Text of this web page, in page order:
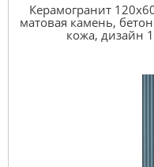
Керамогранит
матовая камень,
кожа, дизайн